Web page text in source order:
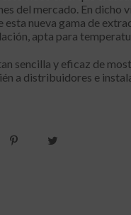
del mercado. En dicho
nueva gama de
apta para
sencilla y eficaz de
a distribuidores e